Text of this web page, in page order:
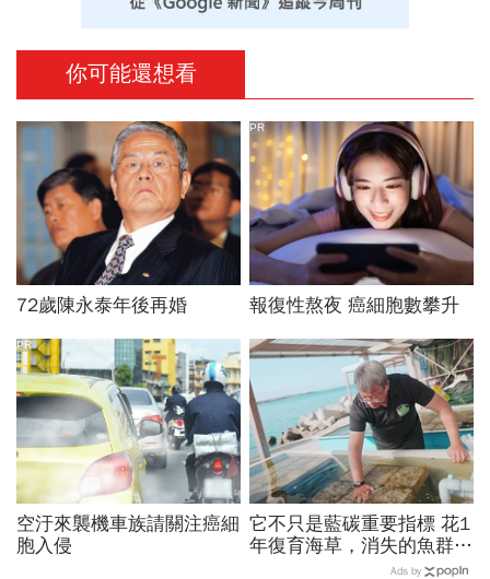
你可能還想看
72歲陳永泰年後再婚 報復性熬夜 癌細胞數攀升
PR
空汙來襲機車族請關注癌細
胞入侵
PR
它不只是藍碳重要指標 花1
年復育海草，消失的魚群也
Ads by